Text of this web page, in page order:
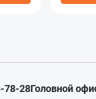
78-28Головной